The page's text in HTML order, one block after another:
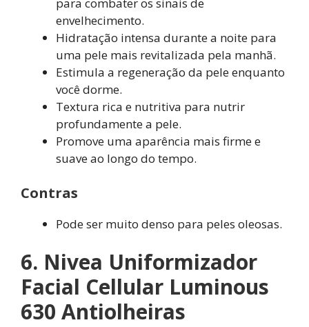
para combater os sinais de
envelhecimento.
Hidratação intensa durante a noite para
uma pele mais revitalizada pela manhã.
Estimula a regeneração da pele enquanto
você dorme.
Textura rica e nutritiva para nutrir
profundamente a pele.
Promove uma aparência mais firme e
suave ao longo do tempo.
Contras
Pode ser muito denso para peles oleosas.
6. Nivea Uniformizador
Facial Cellular Luminous
630 Antiolheiras